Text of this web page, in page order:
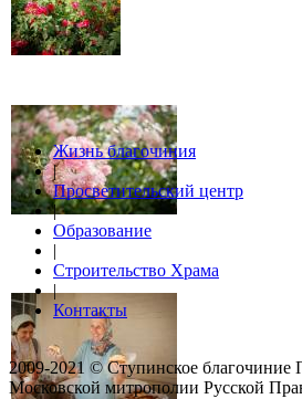
Жизнь благочиния
|
Просветительский центр
|
Образование
|
Строительство Храма
|
Контакты
2009-2021 © Ступинское благочиние
Московской митрополии Русской